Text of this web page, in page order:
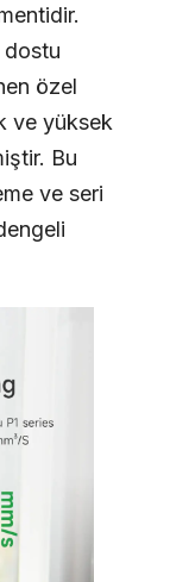
dostu
özel
ve yüksek
Bu
ve seri